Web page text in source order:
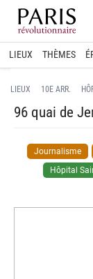
Home
LIEUX THÈMES
LIEUX 10E ARR.
96 quai de
Journalisme
Hôpital